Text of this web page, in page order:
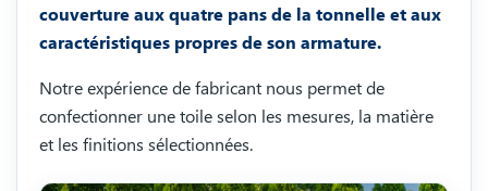
couverture aux quatre pans de la tonnelle et aux
caractéristiques propres de son armature.
Notre expérience de fabricant nous permet de
confectionner une toile selon les mesures, la matière
et les finitions sélectionnées.